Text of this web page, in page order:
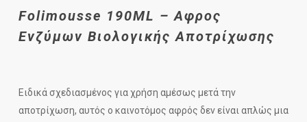
Folimousse 190ML – Αφρος
Ενζύμων Βιολογικής Αποτρίχωσης
Ειδικά σχεδιασμένος για χρήση αμέσως μετά την
αποτρίχωση, αυτός ο καινοτόμος αφρός δεν είναι απλώς μια